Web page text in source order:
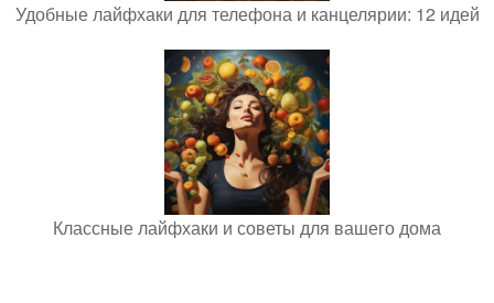
Удобные лайфхаки для телефона и канцелярии: 12 идей
Классные лайфхаки и советы для вашего дома